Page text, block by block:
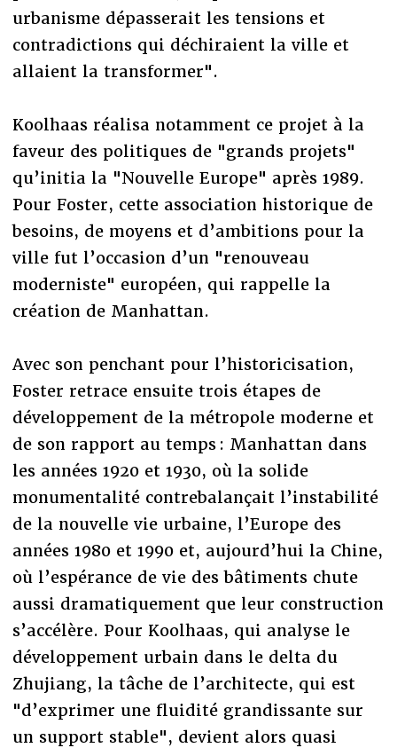
urbanisme dépasserait les tensions et
contradictions qui déchiraient la ville et
allaient la transformer".
Koolhaas réalisa notamment ce projet à la
faveur des politiques de "grands projets"
qu’initia la "Nouvelle Europe" après 1989.
Pour Foster, cette association historique de
besoins, de moyens et d’ambitions pour la
ville fut l’occasion d’un "renouveau
moderniste" européen, qui rappelle la
création de Manhattan.
Avec son penchant pour l’historicisation,
Foster retrace ensuite trois étapes de
développement de la métropole moderne et
de son rapport au temps : Manhattan dans
les années 1920 et 1930, où la solide
monumentalité contrebalançait l’instabilité
de la nouvelle vie urbaine, l’Europe des
années 1980 et 1990 et, aujourd’hui la Chine,
où l’espérance de vie des bâtiments chute
aussi dramatiquement que leur construction
s’accélère. Pour Koolhaas, qui analyse le
développement urbain dans le delta du
Zhujiang, la tâche de l’architecte, qui est
"d’exprimer une fluidité grandissante sur
un support stable", devient alors quasi